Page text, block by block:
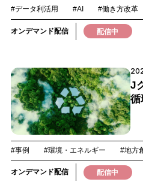
#データ利活用 #AI #働き方改革
オンデマンド配信 配信中
J
循
#事例 #環境・エネルギー #地方
オンデマンド配信 配信中